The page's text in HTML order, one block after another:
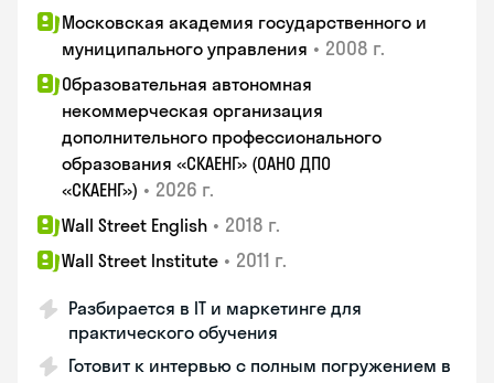
Московская академия государственного и
муниципального управления • 2008 г.
Образовательная автономная
некоммерческая организация
дополнительного профессионального
образования «СКАЕНГ» (ОАНО ДПО
«СКАЕНГ») • 2026 г.
Wall Street English • 2018 г.
Wall Street Institute • 2011 г.
Разбирается в IT и маркетинге для
практического обучения
Готовит к интервью с полным погружением в